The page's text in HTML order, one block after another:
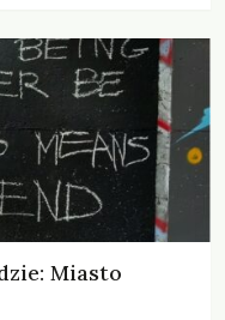
Miasto